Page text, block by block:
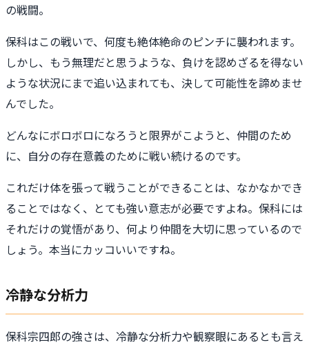
の戦闘。
保科はこの戦いで、何度も絶体絶命のピンチに襲われます。
しかし、もう無理だと思うような、負けを認めざるを得ない
ような状況にまで追い込まれても、決して可能性を諦めませ
んでした。
どんなにボロボロになろうと限界がこようと、仲間のため
に、自分の存在意義のために戦い続けるのです。
これだけ体を張って戦うことができることは、なかなかでき
ることではなく、とても強い意志が必要ですよね。保科には
それだけの覚悟があり、何より仲間を大切に思っているので
しょう。本当にカッコいいですね。
冷静な分析力
保科宗四郎の強さは、冷静な分析力や観察眼にあるとも言え